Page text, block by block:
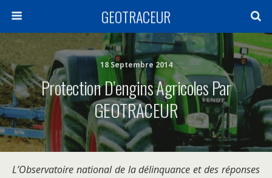
GEOTRACEUR
18 Septembre 2014
Protection D’engins Agricoles Par
GEOTRACEUR
L’Observatoire national de la délinquance et des réponses